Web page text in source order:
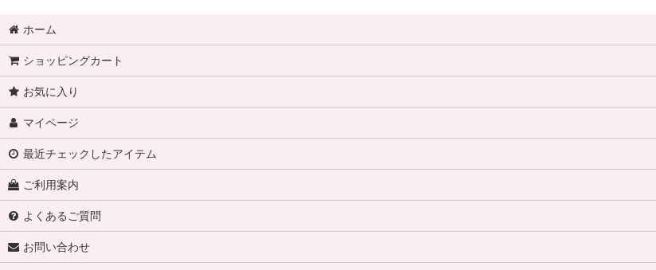
ホーム
ショッピングカート
お気に入り
マイページ
最近チェックしたアイテム
ご利用案内
よくあるご質問
お問い合わせ